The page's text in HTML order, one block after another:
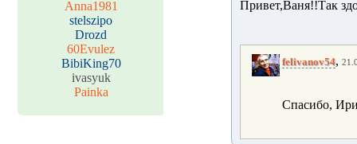
Anna1981
stelszipo
Drozd
60Evulez
BibiKing70
ivasyuk
Painka
Привет,Ваня!!Так
felivanov54,
Спасибо,